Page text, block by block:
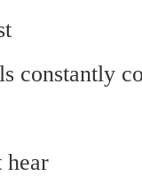
constantly
hear